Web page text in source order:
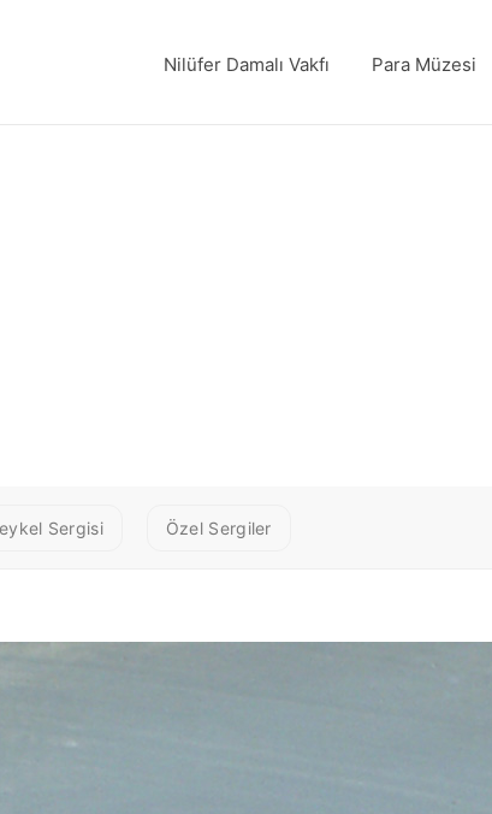
Nilüfer Damalı Vakfı Para Müzesi
Sergisi Özel Sergiler